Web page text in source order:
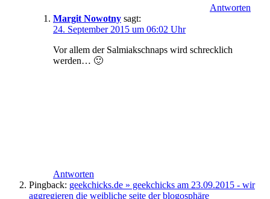
Antworten
Margit Nowotny sagt:
24. September 2015 um 06:02 Uhr
Vor allem der Salmiakschnaps wird schrecklich
werden… 🙂
Antworten
Pingback: geekchicks.de » geekchicks am 23.09.2015 - wir
aggregieren die weibliche seite der blogosphäre